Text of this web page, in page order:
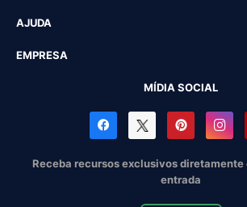
AJUDA
EMPRESA
MÍDIA SOCIAL
Receba recursos exclusivos diretamente
entrada